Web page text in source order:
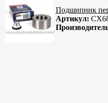
Подшипник
Артикул: